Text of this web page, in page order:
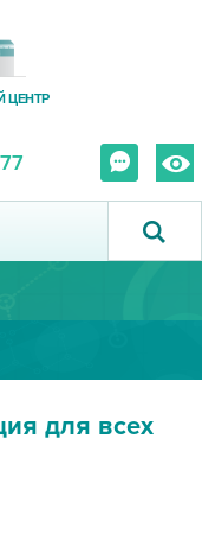
ЦЕНТР
для всех